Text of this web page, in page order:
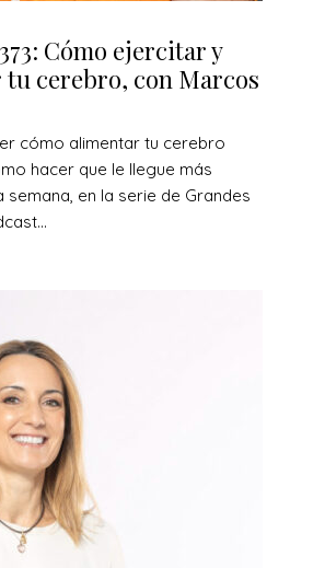
Cómo ejercitar y
cerebro, con Marcos
cómo alimentar tu cerebro
hacer que le llegue más
semana, en la serie de Grandes